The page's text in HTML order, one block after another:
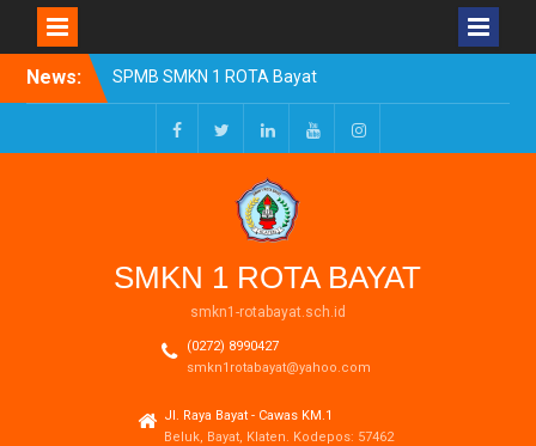
News:
SPMB SMKN 1 ROTA Bayat
Tahun Ajaran 2026/2027
Resmi Dibuka
Pengumuman Kelulusan
Tahun Ajaran 2025-2026
Realisasi Dana BOSP
Reguler Tahap 1 Tahun
FacebookTwitterLinkedInYoutubeInstagram
SMKN 1 ROTA BAYAT
smkn1-rotabayat.sch.id
(0272) 8990427
smkn1rotabayat@yahoo.com
Jl. Raya Bayat - Cawas KM.1
Beluk, Bayat, Klaten. Kodepos: 57462